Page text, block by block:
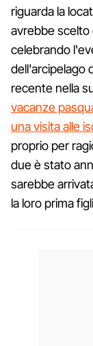
riguarda la
avrebbe scelto
celebrando
dell'arcipelago
recente nella
vacanze
una visita alle
proprio per
due è stato
sarebbe
la loro prima